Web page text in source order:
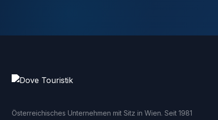
Österreichisches Unternehmen mit Sitz in Wien. Seit 1981